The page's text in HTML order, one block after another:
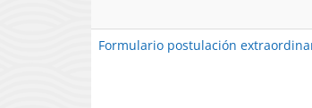
Formulario postulación